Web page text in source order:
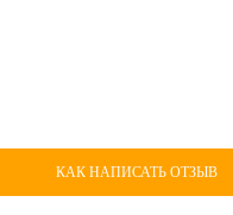
КАК НАПИСАТЬ ОТЗЫВ